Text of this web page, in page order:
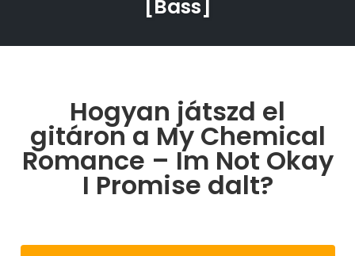
[Bass]
Hogyan játszd el
gitáron a My Chemical
Romance – Im Not Okay
I Promise dalt?